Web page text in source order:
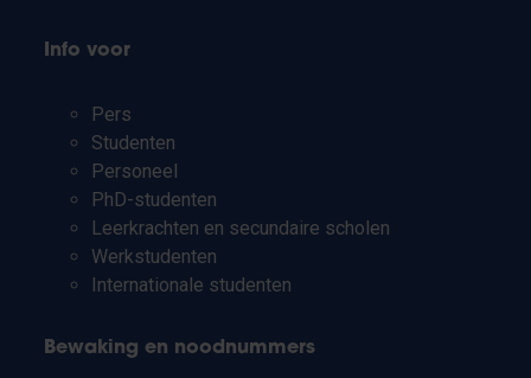
Info voor
Pers
Studenten
Personeel
PhD-studenten
Leerkrachten en secundaire scholen
Werkstudenten
Internationale studenten
Bewaking en noodnummers